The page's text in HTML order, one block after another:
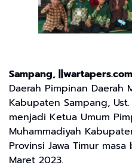
Sampang, ||wartapers.com
Daerah Pimpinan Daerah
Kabupaten Sampang,
menjadi Ketua Umum
Muhammadiyah
Provinsi Jawa Timur
Maret 2023.